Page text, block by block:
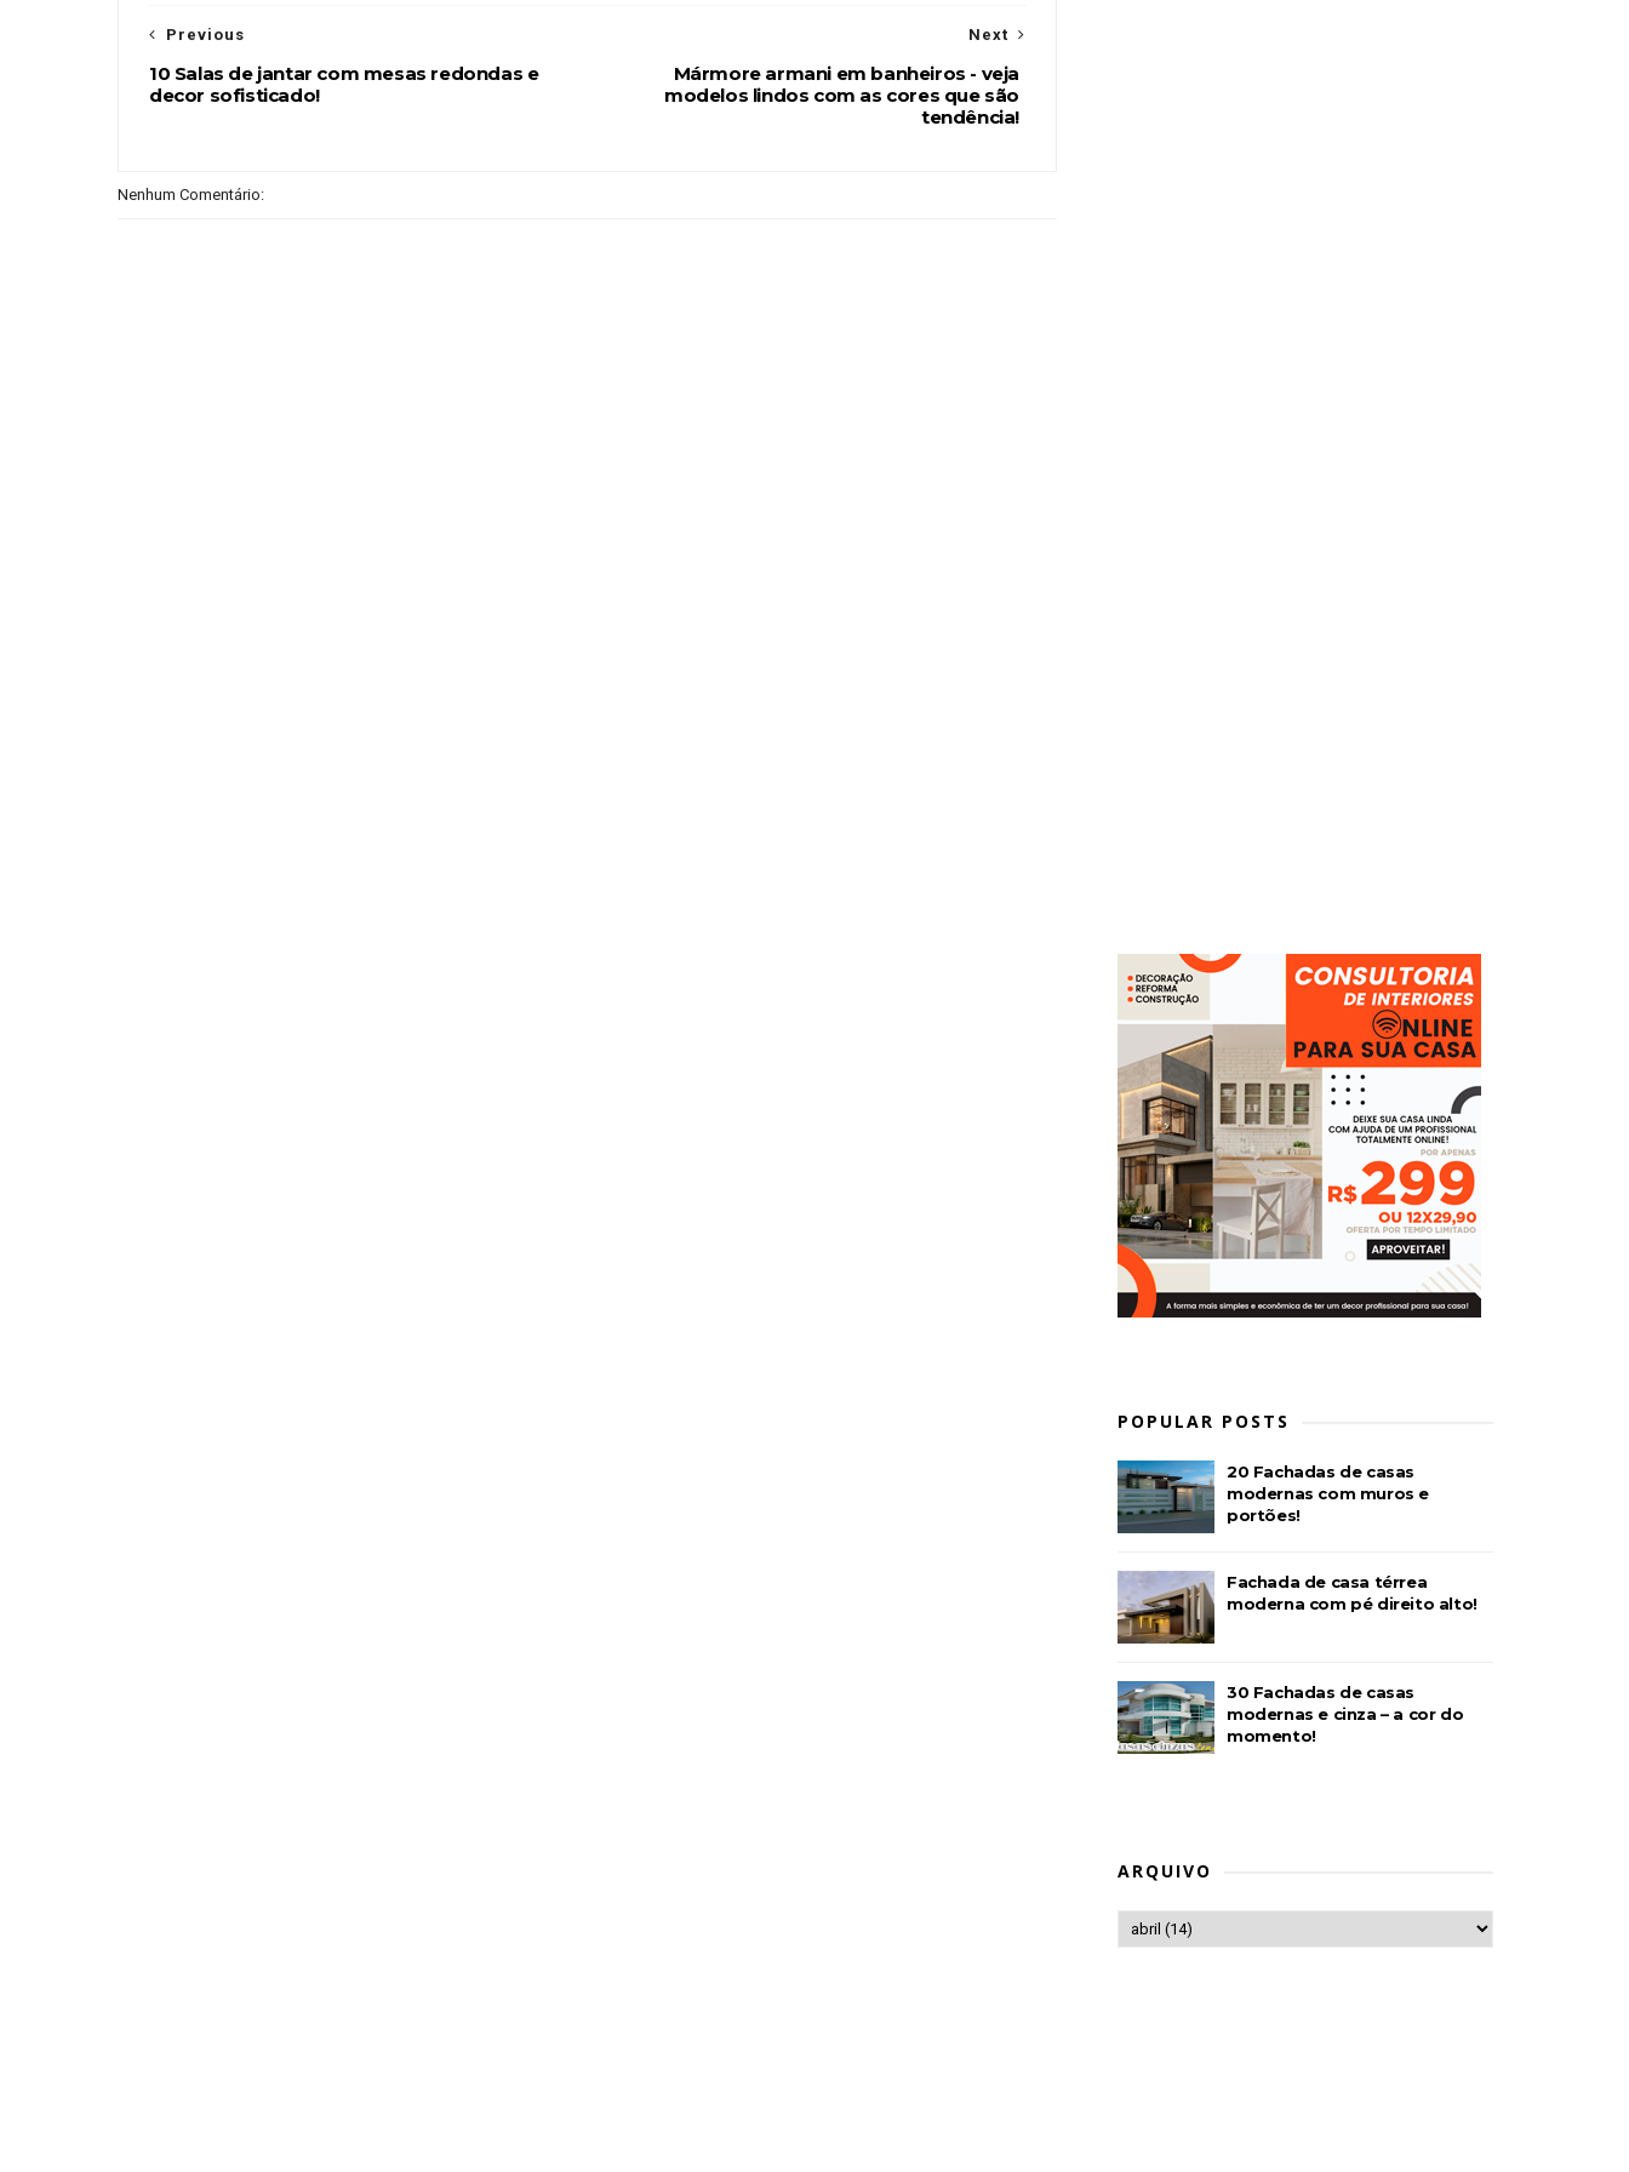
Next
Mármore armani em banheiros - veja
modelos lindos com as cores que são
tendência!
Previous
10 Salas de jantar com mesas redondas e
decor sofisticado!
Nenhum Comentário:
POPULAR POSTS
20 Fachadas de casas
modernas com muros e
portões!
Fachada de casa térrea
moderna com pé direito alto!
30 Fachadas de casas
modernas e cinza – a cor do
momento!
ARQUIVO